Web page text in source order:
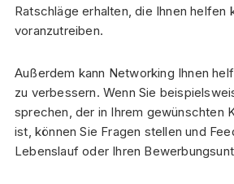
Ratschläge erhalten, die Ihnen helfen
voranzutreiben.
Außerdem kann Networking Ihnen
zu verbessern. Wenn Sie
sprechen, der in Ihrem gewünschten
ist, können Sie Fragen stellen und
Lebenslauf oder Ihren